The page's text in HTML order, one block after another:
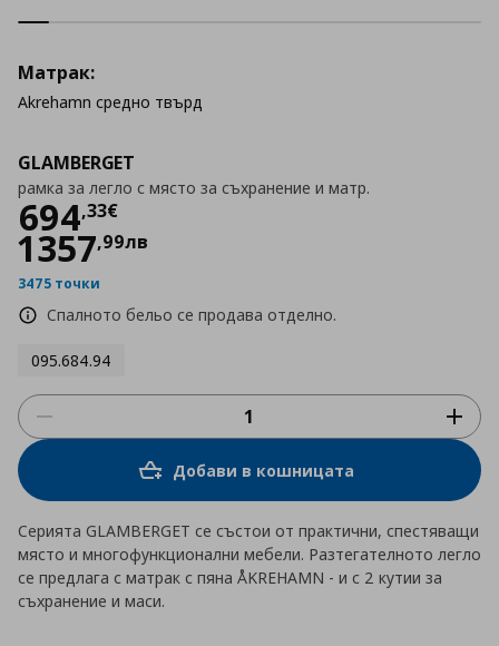
GLAMBERGET
рамка за легло с място за съхранение и матр.
694,33€
Цена
1357,99лв
3475 точки
Спалното бельо се продава отделно.
095.684.94
Матрак:
Akrehamn средно твърд
Добави в кошницата
Серията GLAMBERGET се състои от практични, спестяващи
място и многофункционални мебели. Разтегателното легло
се предлага с матрак с пяна ÅKREHAMN - и с 2 кутии за
съхранение и маси.